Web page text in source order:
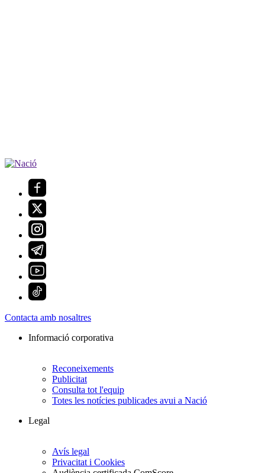
Contacta amb nosaltres
Informació corporativa
Reconeixements
Publicitat
Consulta tot l'equip
Totes les notícies publicades avui a Nació
Legal
Avís legal
Privacitat i Cookies